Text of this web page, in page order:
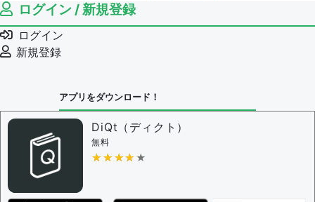
ログイン / 新規登録
ログイン
新規登録
アプリをダウンロード！
DiQt（ディクト）
無料
★★★★★
★★★★★